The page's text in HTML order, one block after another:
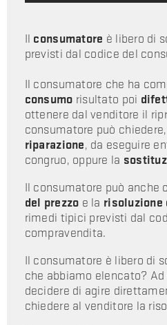
Il consumatore è libero di
previsti dal codice del
Il consumatore che ha
consumo risultato poi
ottenere dal venditore il
consumatore può
riparazione, da eseguire
congruo, oppure la
Il consumatore può anche
del prezzo e la risoluzione
rimedi tipici previsti dal
compravendita.
Il consumatore è libero di
che abbiamo elencato?
decidere di agire
chiedere al venditore la